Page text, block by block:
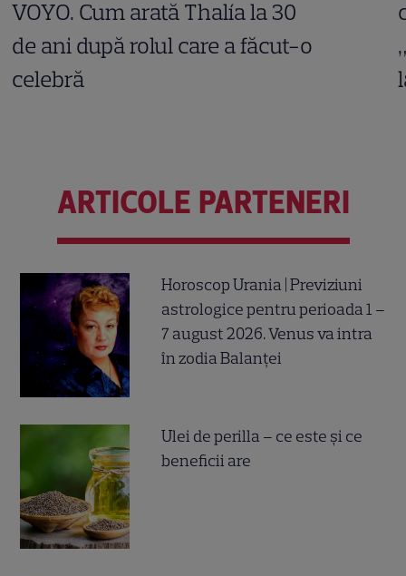
VOYO. Cum arată Thalía la 30
de ani după rolul care a făcut-o
celebră
ARTICOLE PARTENERI
Horoscop Urania | Previziuni
astrologice pentru perioada 1 –
7 august 2026. Venus va intra
în zodia Balanței
Ulei de perilla – ce este și ce
beneficii are